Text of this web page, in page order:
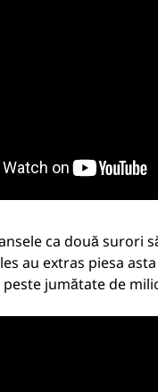
ca două surori
au extras piesa
jumătate de